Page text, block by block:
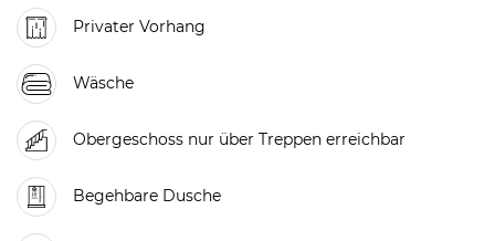
Privater Vorhang
Wäsche
Obergeschoss nur über Treppen erreichbar
Begehbare Dusche